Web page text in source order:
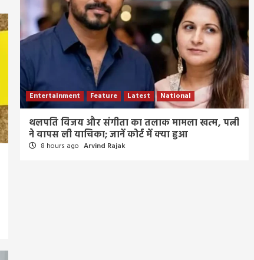
Entertainment Feature Latest National
थलपति विजय और संगीता का तलाक मामला खत्म, पत्नी
ने वापस ली याचिका; जानें कोर्ट में क्या हुआ
8 hours ago Arvind Rajak